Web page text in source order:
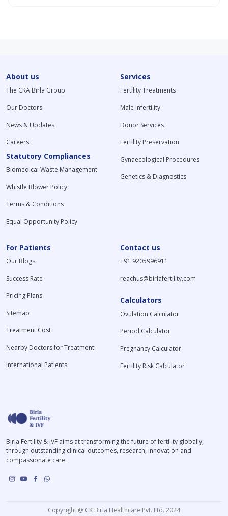
About us
The CKA Birla Group
Our Doctors
News & Updates
Careers
Statutory Compliances
Biomedical Waste Management
Whistle Blower Policy
Terms & Conditions
Equal Opportunity Policy
Services
Fertility Treatments
Male Infertility
Donor Services
Fertility Preservation
Gynaecological Procedures
Genetics & Diagnostics
For Patients
Our Blogs
Success Rate
Pricing Plans
Sitemap
Treatment Cost
Nearby Doctors for Treatment
International Patients
Contact us
+91 9205996911
reachus@birlafertility.com
Calculators
Ovulation Calculator
Period Calculator
Pregnancy Calculator
Fertility Risk Calculator
Birla Fertility & IVF aims at transforming the future of fertility globally,
through outstanding clinical outcomes, research, innovation and
compassionate care.
Copyright @ CK Birla Healthcare Pvt. Ltd. 2024